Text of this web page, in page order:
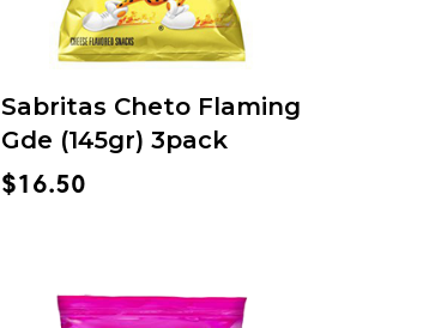
Sabritas Cheto Flaming
Gde (145gr) 3pack
$16.50